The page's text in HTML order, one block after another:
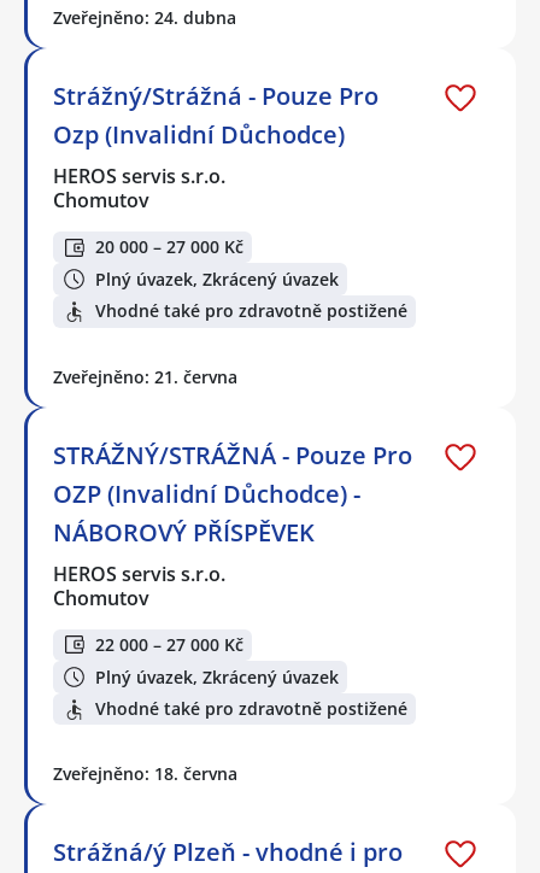
Zveřejněno: 24. dubna
Strážný/Strážná - Pouze Pro
Ozp (Invalidní Důchodce)
HEROS servis s.r.o.
Chomutov
20 000 – 27 000 Kč
Plný úvazek, Zkrácený úvazek
Vhodné také pro zdravotně postižené
Zveřejněno: 21. června
STRÁŽNÝ/STRÁŽNÁ - Pouze Pro
OZP (Invalidní Důchodce) -
NÁBOROVÝ PŘÍSPĚVEK
HEROS servis s.r.o.
Chomutov
22 000 – 27 000 Kč
Plný úvazek, Zkrácený úvazek
Vhodné také pro zdravotně postižené
Zveřejněno: 18. června
Strážná/ý Plzeň - vhodné i pro